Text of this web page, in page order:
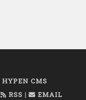
HYPEN CMS
RSS | EMAIL